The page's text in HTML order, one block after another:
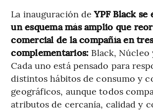
La inauguración de YPF Black se
un esquema más amplio que
comercial de la compañía en
complementarios: Black, Núcleo
Cada uno está pensado para
distintos hábitos de consumo y
geográficos, aunque todos
atributos de cercanía, calidad y